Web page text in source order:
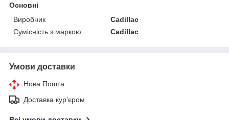
Основні
Виробник
Cadillac
Сумісність з маркою
Cadillac
Умови доставки
Нова Пошта
Доставка кур'єром